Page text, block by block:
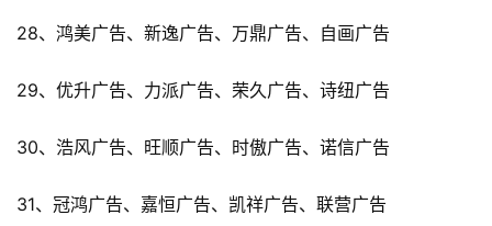
28、鸿美广告、新逸广告、万鼎广告、自画广告
29、优升广告、力派广告、荣久广告、诗纽广告
30、浩风广告、旺顺广告、时傲广告、诺信广告
31、冠鸿广告、嘉恒广告、凯祥广告、联营广告